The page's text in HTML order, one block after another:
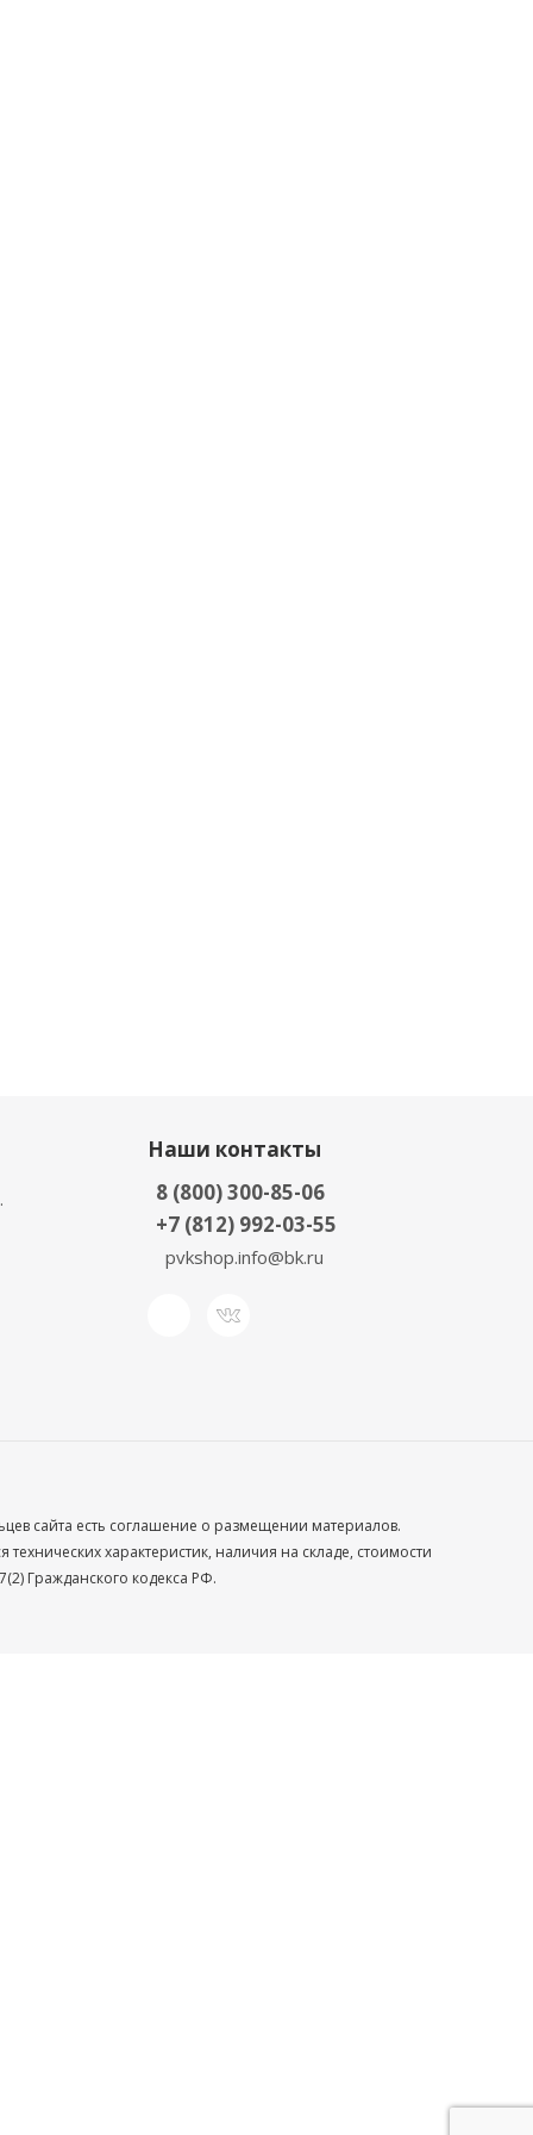
Наши контакты
8 (800) 300-85-06
+7 (812) 992-03-55
pvkshop.info@bk.ru
сайта есть соглашение о размещении материалов.
характеристик, наличия на складе, стоимости
Гражданского кодекса РФ.